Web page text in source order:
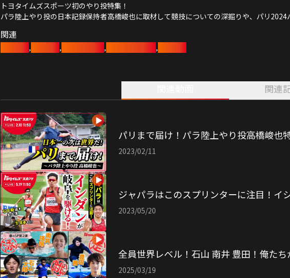
トヨタイムズスポーツ初のやり投特集！
パラ陸上やり投の日本記録保持者高橋峻也に取材して競技についての深掘りや、パリ
今回の取材先はトヨタイムズ初の沖縄。
そして、高橋選手だけでなくあのピアノの得意なトヨタアスリートも合同練習！？
是非ご覧ください！
関連
, , , ,
関連
パリまで届け！パラ陸上やり投高橋峻也
2023/02/11
ジャパラはこのスプリンターに注目！イ
2023/05/20
全員世界レベル！石山 南井 豊田！俺たち
2025/03/19